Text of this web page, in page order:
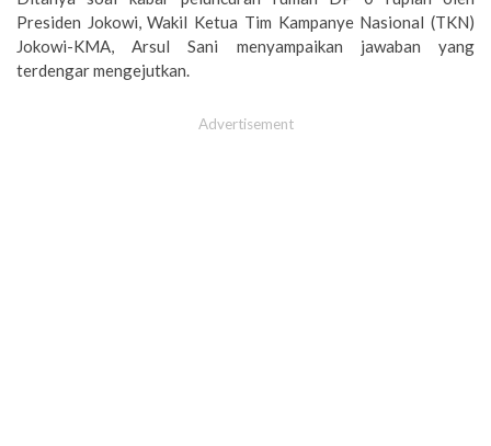
Presiden Jokowi, Wakil Ketua Tim Kampanye Nasional (TKN)
Jokowi-KMA, Arsul Sani menyampaikan jawaban yang
terdengar mengejutkan.
Advertisement